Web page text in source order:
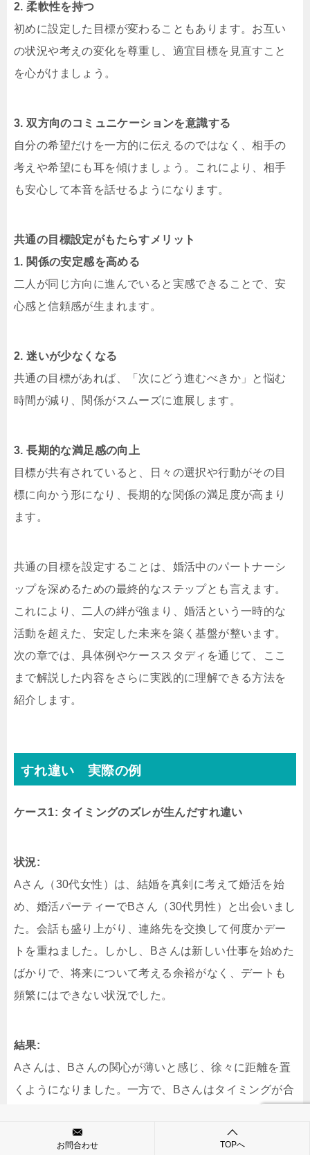
2. 柔軟性を持つ
初めに設定した目標が変わることもあります。お互い
の状況や考えの変化を尊重し、適宜目標を見直すこと
を心がけましょう。
3. 双方向のコミュニケーションを意識する
自分の希望だけを一方的に伝えるのではなく、相手の
考えや希望にも耳を傾けましょう。これにより、相手
も安心して本音を話せるようになります。
共通の目標設定がもたらすメリット
1. 関係の安定感を高める
二人が同じ方向に進んでいると実感できることで、安
心感と信頼感が生まれます。
2. 迷いが少なくなる
共通の目標があれば、「次にどう進むべきか」と悩む
時間が減り、関係がスムーズに進展します。
3. 長期的な満足感の向上
目標が共有されていると、日々の選択や行動がその目
標に向かう形になり、長期的な関係の満足度が高まり
ます。
共通の目標を設定することは、婚活中のパートナーシ
ップを深めるための最終的なステップとも言えます。
これにより、二人の絆が強まり、婚活という一時的な
活動を超えた、安定した未来を築く基盤が整います。
次の章では、具体例やケーススタディを通じて、ここ
まで解説した内容をさらに実践的に理解できる方法を
紹介します。
すれ違い 実際の例
ケース1: タイミングのズレが生んだすれ違い
状況:
Aさん（30代女性）は、結婚を真剣に考えて婚活を始
め、婚活パーティーでBさん（30代男性）と出会いまし
た。会話も盛り上がり、連絡先を交換して何度かデー
トを重ねました。しかし、Bさんは新しい仕事を始めた
ばかりで、将来について考える余裕がなく、デートも
頻繁にはできない状況でした。
結果:
Aさんは、Bさんの関心が薄いと感じ、徐々に距離を置
くようになりました。一方で、Bさんはタイミングが合
お問合わせ TOPへ